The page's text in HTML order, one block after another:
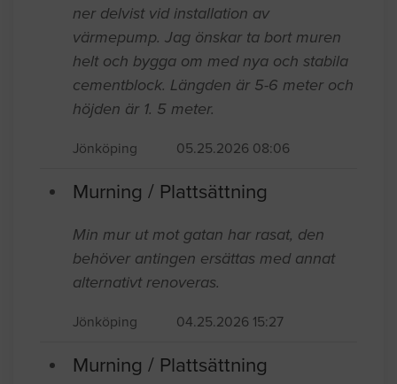
ner delvist vid installation av
värmepump. Jag önskar ta bort muren
helt och bygga om med nya och stabila
cementblock. Längden är 5-6 meter och
höjden är 1. 5 meter.
Jönköping 05.25.2026 08:06
Murning / Plattsättning
Min mur ut mot gatan har rasat, den
behöver antingen ersättas med annat
alternativt renoveras.
Jönköping 04.25.2026 15:27
Murning / Plattsättning